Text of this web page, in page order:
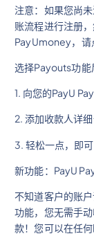
注意：如果您尚
账流程进行注册
PayUmoney，请
选择Payouts功能
1. 向您的PayU
2. 添加收款人详
3. 轻松一点，即
新功能：PayU
不知道客户的账
功能，您无需手
款！您可以在任